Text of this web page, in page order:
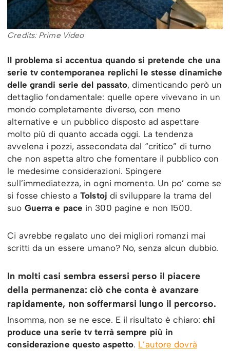
Credits: Prime Video
Il problema si accentua quando si pretende che una
serie tv contemporanea replichi le stesse dinamiche
delle grandi serie del passato, dimenticando però un
dettaglio fondamentale: quelle opere vivevano in un
mondo completamente diverso, con meno
alternative e un pubblico disposto ad aspettare
molto più di quanto accada oggi. La tendenza
avvelena i pozzi, assecondata dal “critico” di turno
che non aspetta altro che fomentare il pubblico con
le medesime considerazioni. Spingere
sull’immediatezza, in ogni momento. Un po’ come se
si fosse chiesto aTolstoj di sviluppare la trama del
suo Guerra e pace in 300 pagine e non 1500.
Ci avrebbe regalato uno dei migliori romanzi mai
scritti da un essere umano? No, senza alcun dubbio.
In molti casi sembra essersi perso il piacere
della permanenza: ciò che conta è avanzare
rapidamente, non soffermarsi lungo il percorso.
Insomma, non se ne esce. E il risultato è chiaro: chi
produce una serie tv terrà sempre più in
considerazione questo aspetto. L’autore dovrà